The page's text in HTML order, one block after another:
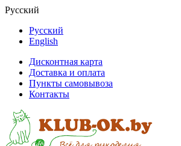
Русский
Русский
English
Дисконтная карта
Доставка и оплата
Пункты самовывоза
Контакты